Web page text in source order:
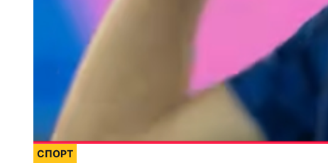
СПОРТ